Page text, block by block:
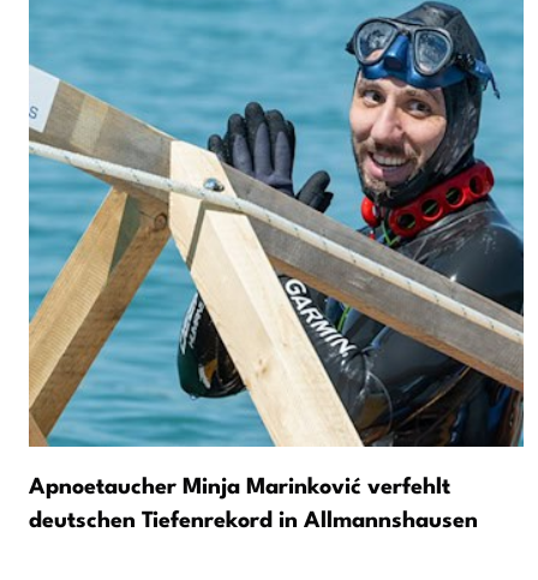
Apnoetaucher Minja Marinković verfehlt
deutschen Tiefenrekord in Allmannshausen